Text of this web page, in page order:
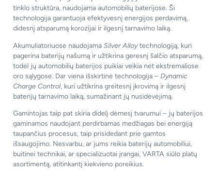
tinklo struktūra, naudojama automobilių baterijose. Ši
technologija garantuoja efektyvesnį energijos perdavimą,
didesnį atsparumą korozijai ir ilgesnį tarnavimo laiką.
Akumuliatoriuose naudojamaSilver Alloytechnologiją, kuri
pagerina baterijų našumą ir užtikrina geresnį šalčio atsparumą,
todėl jų automobilių baterijos puikiai veikia net ekstremaliose
oro sąlygose. Dar viena išskirtinė technologija –Dynamic
Charge Control, kuri užtikrina greitesnį įkrovimą ir ilgesnį
baterijų tarnavimo laiką, sumažinant jų nusidėvėjimą.
Gamintojas taip pat skiria didelį dėmesį tvarumui – jų baterijos
gaminamos naudojant perdirbamas medžiagas bei energiją
taupančius procesus, taip prisidedant prie gamtos
išsaugojimo. Nesvarbu, ar jums reikia baterijų automobiliui,
buitinei technikai, ar specializuotai įrangai, VARTA siūlo platų
asortimentą, atitinkantį kiekvieno poreikius.